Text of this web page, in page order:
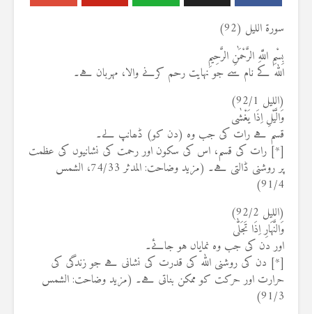
سورۃ اللیل (92)
بِسْمِ اللَّهِ الرَّحْمَٰنِ الرَّحِيمِ
اللہ کے نام سے جو نہایت رحم کرنے والا، مہربان ہے۔
(اللیل 92/1)
وَالَّيْلِ اِذَا يَغْشٰى
قسم ہے رات کی جب وہ (دن کو) ڈھانپ لے۔
[*] رات کی قسم، اس کی سکون اور رحمت کی نشانیوں کی عظمت
پر روشنی ڈالتی ہے۔ (مزید وضاحت: المدثر 74/33، الشمس
91/4)
(اللیل 92/2)
وَالنَّهَارِ اِذَا تَجَلّٰى
اور دن کی جب وہ نمایاں ہو جائے۔
[*] دن کی روشنی اللہ کی قدرت کی نشانی ہے جو زندگی کی
حرارت اور حرکت کو ممکن بناتی ہے۔ (مزید وضاحت: الشمس
91/3)